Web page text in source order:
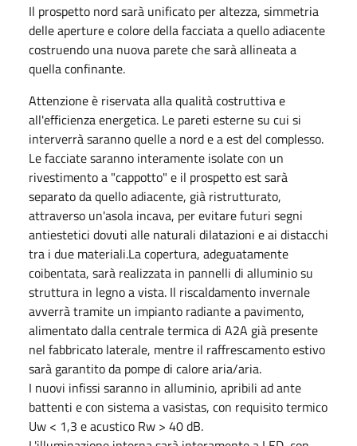
Il prospetto nord sarà unificato per altezza, simmetria
delle aperture e colore della facciata a quello adiacente
costruendo una nuova parete che sarà allineata a
quella confinante.
Attenzione è riservata alla qualità costruttiva e
all'efficienza energetica. Le pareti esterne su cui si
interverrà saranno quelle a nord e a est del complesso.
Le facciate saranno interamente isolate con un
rivestimento a "cappotto" e il prospetto est sarà
separato da quello adiacente, già ristrutturato,
attraverso un'asola incava, per evitare futuri segni
antiestetici dovuti alle naturali dilatazioni e ai distacchi
tra i due materiali.La copertura, adeguatamente
coibentata, sarà realizzata in pannelli di alluminio su
struttura in legno a vista. Il riscaldamento invernale
avverrà tramite un impianto radiante a pavimento,
alimentato dalla centrale termica di A2A già presente
nel fabbricato laterale, mentre il raffrescamento estivo
sarà garantito da pompe di calore aria/aria.
I nuovi infissi saranno in alluminio, apribili ad ante
battenti e con sistema a vasistas, con requisito termico
Uw < 1,3 e acustico Rw > 40 dB.